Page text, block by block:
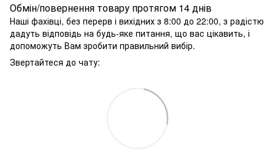
Обмін/повернення товару протягом 14 днів
Наші фахівці, без перерв і вихідних з 8:00 до 22:00, з радістю
дадуть відповідь на будь-яке питання, що вас цікавить, і
допоможуть Вам зробити правильний вибір.
Звертайтеся до чату: